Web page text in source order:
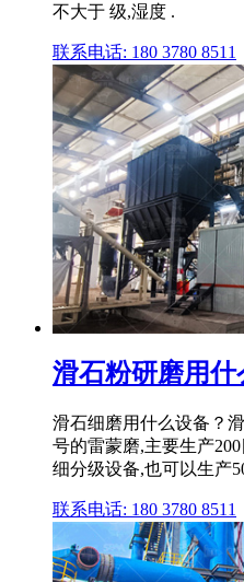
不大于 级,湿度 .
联系电话: 180 3780 8511
滑石粉研磨用什
滑石细磨用什么设备？
号的雷蒙磨,主要生产
细分级设备,也可以生产
联系电话: 180 3780 8511